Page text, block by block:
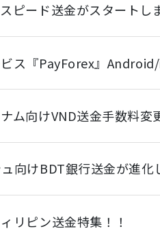
ピード送金がスタートし
ス『PayForex』
ナム向けVND送金手数料変
向けBDT銀行送金が進化
リピン送金特集！！